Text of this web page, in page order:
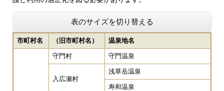
表のサイズを切り替える
市町村名 （旧市町村名） 温泉地名
守門村 守門温泉
入広瀬村
浅草岳温泉
寿和温泉